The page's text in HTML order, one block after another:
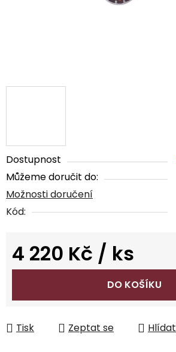
Dostupnost
Můžeme doručit do:
Možnosti doručení
Kód:
4 220 Kč / ks
Měrná cena:
DO KOŠÍKU
Tisk Zeptat se Hlídat